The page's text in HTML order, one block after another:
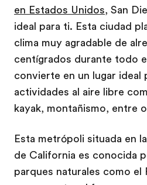
en Estados Unidos, San
ideal para ti. Esta ciudad
clima muy agradable de
centígrados durante todo
convierte en un lugar ideal
actividades al aire libre
kayak, montañismo, entre
Esta metrópoli situada en
de California es conocida
parques naturales como el